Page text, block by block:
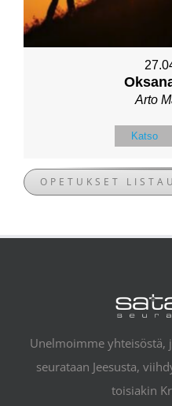
Arto
Katso
OPETUKSET
Unelmoimme yhteisöstä,
seurataan Jeesusta,
toisiakin